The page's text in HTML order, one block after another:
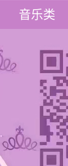
音乐类